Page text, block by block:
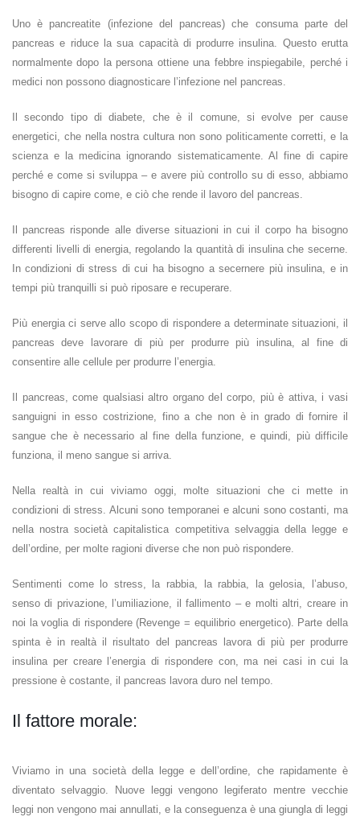
Uno è pancreatite (infezione del pancreas) che consuma parte del
pancreas e riduce la sua capacità di produrre insulina. Questo erutta
normalmente dopo la persona ottiene una febbre inspiegabile, perché i
medici non possono diagnosticare l’infezione nel pancreas.
Il secondo tipo di diabete, che è il comune, si evolve per cause
energetici, che nella nostra cultura non sono politicamente corretti, e la
scienza e la medicina ignorando sistematicamente. Al fine di capire
perché e come si sviluppa – e avere più controllo su di esso, abbiamo
bisogno di capire come, e ciò che rende il lavoro del pancreas.
Il pancreas risponde alle diverse situazioni in cui il corpo ha bisogno
differenti livelli di energia, regolando la quantità di insulina che secerne.
In condizioni di stress di cui ha bisogno a secernere più insulina, e in
tempi più tranquilli si può riposare e recuperare.
Più energia ci serve allo scopo di rispondere a determinate situazioni, il
pancreas deve lavorare di più per produrre più insulina, al fine di
consentire alle cellule per produrre l’energia.
Il pancreas, come qualsiasi altro organo del corpo, più è attiva, i vasi
sanguigni in esso costrizione, fino a che non è in grado di fornire il
sangue che è necessario al fine della funzione, e quindi, più difficile
funziona, il meno sangue si arriva.
Nella realtà in cui viviamo oggi, molte situazioni che ci mette in
condizioni di stress. Alcuni sono temporanei e alcuni sono costanti, ma
nella nostra società capitalistica competitiva selvaggia della legge e
dell’ordine, per molte ragioni diverse che non può rispondere.
Sentimenti come lo stress, la rabbia, la rabbia, la gelosia, l’abuso,
senso di privazione, l’umiliazione, il fallimento – e molti altri, creare in
noi la voglia di rispondere (Revenge = equilibrio energetico). Parte della
spinta è in realtà il risultato del pancreas lavora di più per produrre
insulina per creare l’energia di rispondere con, ma nei casi in cui la
pressione è costante, il pancreas lavora duro nel tempo.
Il fattore morale:
Viviamo in una società della legge e dell’ordine, che rapidamente è
diventato selvaggio. Nuove leggi vengono legiferato mentre vecchie
leggi non vengono mai annullati, e la conseguenza è una giungla di leggi